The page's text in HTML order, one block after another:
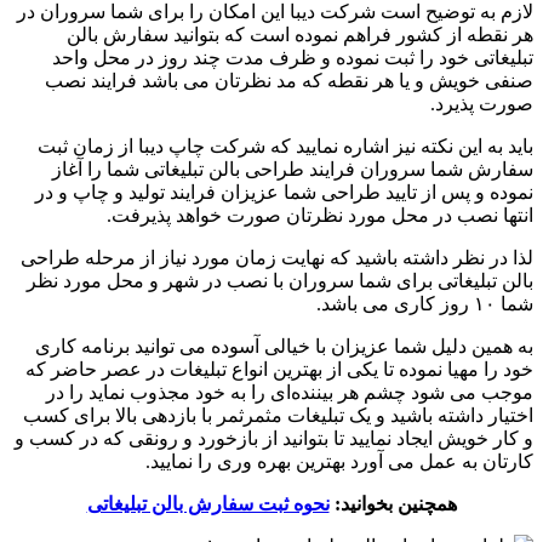
لازم به توضیح است شرکت دیبا این امکان را برای شما سروران در
هر نقطه از کشور فراهم نموده است که بتوانید سفارش بالن
تبلیغاتی خود را ثبت نموده و ظرف مدت چند روز در محل واحد
صنفی خویش و یا هر نقطه که مد نظرتان می باشد فرایند نصب
صورت پذیرد.
باید به این نکته نیز اشاره نمایید که شرکت چاپ دیبا از زمان ثبت
سفارش شما سروران فرایند طراحی بالن تبلیغاتی شما را آغاز
نموده و پس از تایید طراحی شما عزیزان فرایند تولید و چاپ و در
انتها نصب در محل مورد نظرتان صورت خواهد پذیرفت.
لذا در نظر داشته باشید که نهایت زمان مورد نیاز از مرحله طراحی
بالن تبلیغاتی برای شما سروران با نصب در شهر و محل مورد نظر
شما ۱۰ روز کاری می باشد.
به همین دلیل شما عزیزان با خیالی آسوده می توانید برنامه کاری
خود را مهیا نموده تا یکی از بهترین انواع تبلیغات در عصر حاضر که
موجب می شود چشم هر بیننده‌ای را به خود مجذوب نماید را در
اختیار داشته باشید و یک تبلیغات مثمرثمر با بازدهی بالا برای کسب
و کار خویش ایجاد نمایید تا بتوانید از بازخورد و رونقی که در کسب و
کارتان به عمل می آورد بهترین بهره وری را نمایید.
همچنین بخوانید:نحوه ثبت سفارش بالن تبلیغاتی